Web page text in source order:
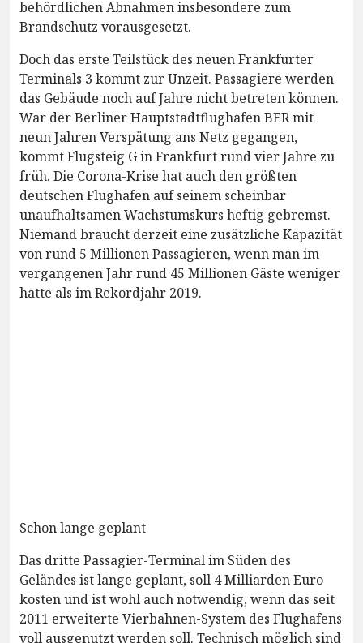
behördlichen Abnahmen insbesondere zum
Brandschutz vorausgesetzt.
Doch das erste Teilstück des neuen Frankfurter
Terminals 3 kommt zur Unzeit. Passagiere werden
das Gebäude noch auf Jahre nicht betreten können.
War der Berliner Hauptstadtflughafen BER mit
neun Jahren Verspätung ans Netz gegangen,
kommt Flugsteig G in Frankfurt rund vier Jahre zu
früh. Die Corona-Krise hat auch den größten
deutschen Flughafen auf seinem scheinbar
unaufhaltsamen Wachstumskurs heftig gebremst.
Niemand braucht derzeit eine zusätzliche Kapazität
von rund 5 Millionen Passagieren, wenn man im
vergangenen Jahr rund 45 Millionen Gäste weniger
hatte als im Rekordjahr 2019.
Schon lange geplant
Das dritte Passagier-Terminal im Süden des
Geländes ist lange geplant, soll 4 Milliarden Euro
kosten und ist wohl auch notwendig, wenn das seit
2011 erweiterte Vierbahnen-System des Flughafens
voll ausgenutzt werden soll. Technisch möglich sind